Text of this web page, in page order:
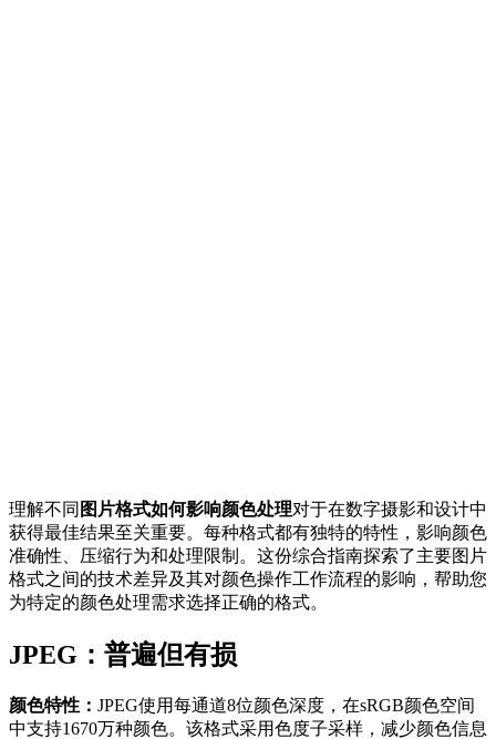
理解不同 图片格式如何影响颜色处理对于在数字摄影和设计中
获得最佳结果至关重要。每种格式都有独特的特性，影响颜色
准确性、压缩行为和处理限制。这份综合指南探索了主要图片
格式之间的技术差异及其对颜色操作工作流程的影响，帮助您
为特定的颜色处理需求选择正确的格式。
JPEG：普遍但有损
颜色特性： JPEG使用每通道8位颜色深度，在sRGB颜色空间
中支持1670万种颜色。该格式采用色度子采样，减少颜色信息